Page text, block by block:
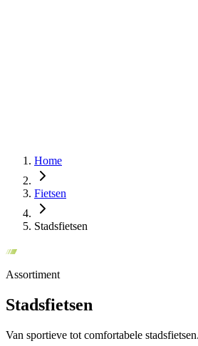
Home
Fietsen
Stadsfietsen
Assortiment
Stadsfietsen
Van sportieve tot comfortabele